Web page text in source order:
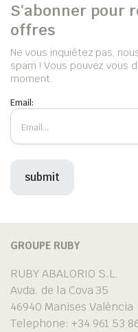
S'abonner pour
offres
Ne vous inquiétez pas,
spam ! Vous pouvez vous
moment.
Email:
GROUPE RUBY
RUBY ABALORIO S.L.
Avda. de la Cova 35
46940 Manises València
Telephone: +34 961 53